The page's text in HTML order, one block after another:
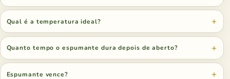
Qual é a temperatura ideal?
Quanto tempo o espumante dura depois de aberto?
Espumante vence?